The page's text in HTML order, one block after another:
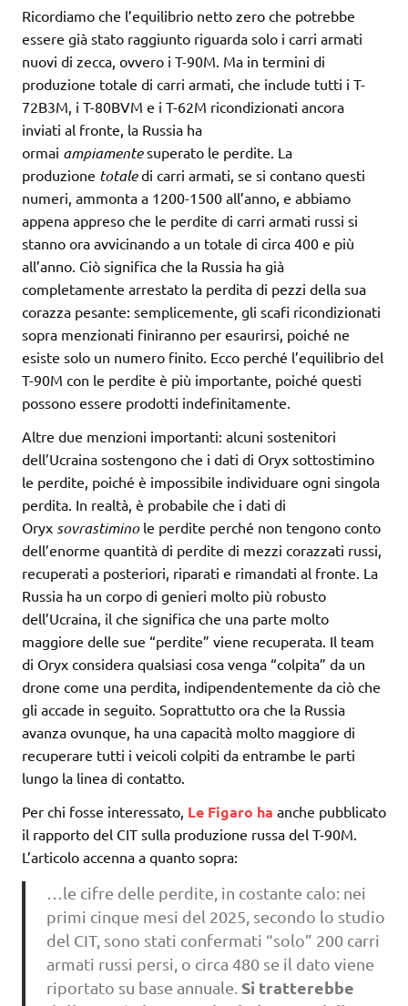
Ricordiamo che l’equilibrio netto zero che potrebbe
essere già stato raggiunto riguarda solo i carri armati
nuovi di zecca, ovvero i T-90M. Ma in termini di
produzione totale di carri armati, che include tutti i T-
72B3M, i T-80BVM e i T-62M ricondizionati ancora
inviati al fronte, la Russia ha
ormai ampiamentesuperato le perdite. La
produzione totaledi carri armati, se si contano questi
numeri, ammonta a 1200-1500 all’anno, e abbiamo
appena appreso che le perdite di carri armati russi si
stanno ora avvicinando a un totale di circa 400 e più
all’anno. Ciò significa che la Russia ha già
completamente arrestato la perdita di pezzi della sua
corazza pesante: semplicemente, gli scafi ricondizionati
sopra menzionati finiranno per esaurirsi, poiché ne
esiste solo un numero finito. Ecco perché l’equilibrio del
T-90M con le perdite è più importante, poiché questi
possono essere prodotti indefinitamente.
Altre due menzioni importanti: alcuni sostenitori
dell’Ucraina sostengono che i dati di Oryx sottostimino
le perdite, poiché è impossibile individuare ogni singola
perdita. In realtà, è probabile che i dati di
Oryx sovrastimino le perdite perché non tengono conto
dell’enorme quantità di perdite di mezzi corazzati russi,
recuperati a posteriori, riparati e rimandati al fronte. La
Russia ha un corpo di genieri molto più robusto
dell’Ucraina, il che significa che una parte molto
maggiore delle sue “perdite” viene recuperata. Il team
di Oryx considera qualsiasi cosa venga “colpita” da un
drone come una perdita, indipendentemente da ciò che
gli accade in seguito. Soprattutto ora che la Russia
avanza ovunque, ha una capacità molto maggiore di
recuperare tutti i veicoli colpiti da entrambe le parti
lungo la linea di contatto.
Per chi fosse interessato, Le Figaro ha anche pubblicato
il rapporto del CIT sulla produzione russa del T-90M.
L’articolo accenna a quanto sopra:
…le cifre delle perdite, in costante calo: nei
primi cinque mesi del 2025, secondo lo studio
del CIT, sono stati confermati “solo” 200 carri
armati russi persi, o circa 480 se il dato viene
riportato su base annuale. Si tratterebbe